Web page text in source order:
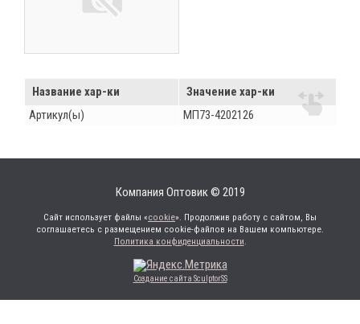
Название хар-ки
Значение хар-ки
Артикул(ы)
МП73-4202126
Компания Оптовик © 2019
Сайт использует файлы «cookie». Продолжив работу с сайтом, Вы
соглашаетесь с размещением cookie-файлов на Вашем компьютере.
Политика конфиденциальности.
Создание сайта SculptorSS